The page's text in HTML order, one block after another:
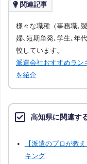
岩手
茨城
千葉
福井 山
関連記事
様々な職種（事務職､
婦､短期単発､学生､年
較しています。
派遣会社おすすめラン
を紹介
高知県に関連す
【派遣のプロが教
キング